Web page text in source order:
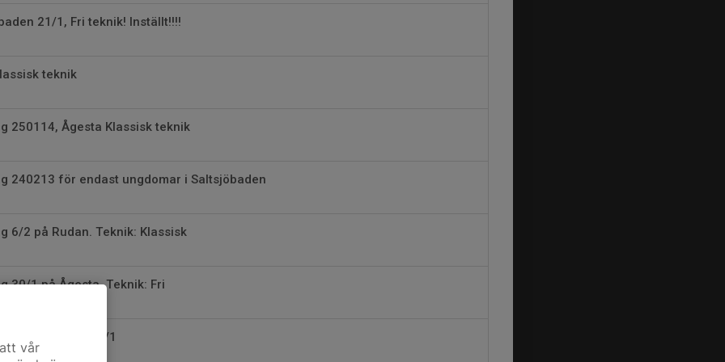
21/1, Fri teknik! Inställt!!!!
teknik
250114, Ågesta Klassisk teknik
240213 för endast ungdomar i Saltsjöbaden
6/2 på Rudan. Teknik: Klassisk
30/1 på Ågesta. Teknik: Fri
Saltsjöbaden 23/1
vår